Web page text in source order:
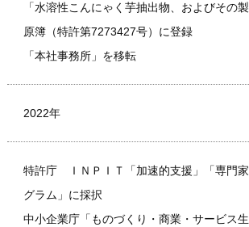
「水溶性こんにゃく芋抽出物、およびその
原簿（特許第7273427号）に登録
「本社事務所」を移転
2022年
特許庁 ＩＮＰＩＴ「加速的支援」「専門
グラム」に採択
中小企業庁「ものづくり・商業・サービス